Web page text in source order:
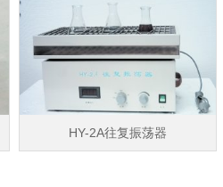
HY-2A往复振荡器